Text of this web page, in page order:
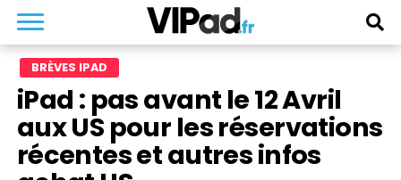
BRÈVES IPAD
iPad : pas avant le 12 Avril
aux US pour les réservations
récentes et autres infos